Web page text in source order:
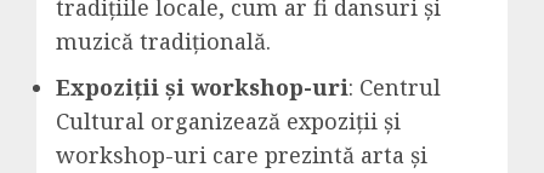
tradițiile locale, cum ar fi dansuri și
muzică tradițională.
Expoziții și workshop-uri: Centrul
Cultural organizează expoziții și
workshop-uri care prezintă arta și